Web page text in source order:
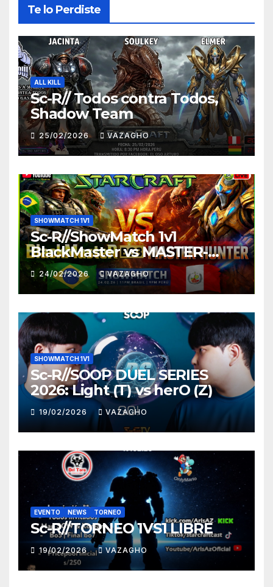
Te lo Perdiste
ALL KILL
Sc-R// Todos contra Todos,
Shadow Team
25/02/2026 VAZAGHO
SHOWMATCH 1V1
Sc-R//ShowMatch 1v1
BlackMaster vs MASTER-
HUNTER
24/02/2026 VAZAGHO
SHOWMATCH 1V1
Sc-R//SOOP DUEL SERIES
2026: Light (T) vs herO (Z)
19/02/2026 VAZAGHO
EVENTO NEWS TORNEO
Sc-R//TORNEO 1VS1 LIBRE
19/02/2026 VAZAGHO